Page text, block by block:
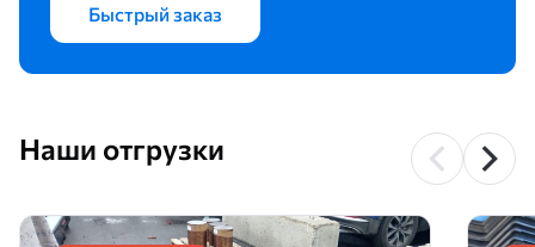
Быстрый заказ
Наши отгрузки